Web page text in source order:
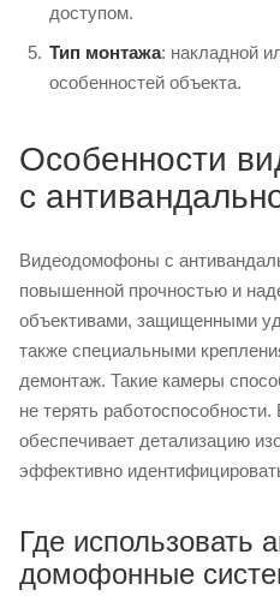
доступом.
Тип монтажа: накладной
особенностей объекта.
Особенности
с
Видеодомофоны с
повышенной прочностью и
объективами, защищенными
также специальными
демонтаж. Такие камеры
не терять
обеспечивает детализацию
эффективно
Где использовать
домофонные